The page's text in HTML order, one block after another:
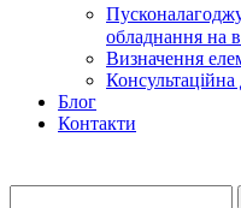
обладнання на
Визначення
Блог
Контакти